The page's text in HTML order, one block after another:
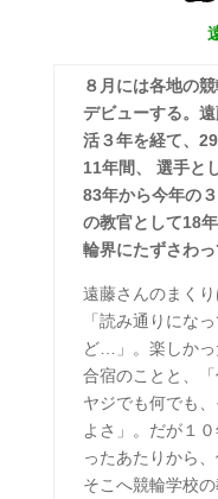
８月には各地の
デビューする。
活３年を経て、
11年間、 選手と
83年から今年の
の教官として18
輪界にたずさわっ
遠藤さんのまくり
「読み通りにな
ど…」。楽しかっ
合宿のことと、「
ヤジでも何でも
よさ」。だが１
ったあたりから
そこへ競輪学校